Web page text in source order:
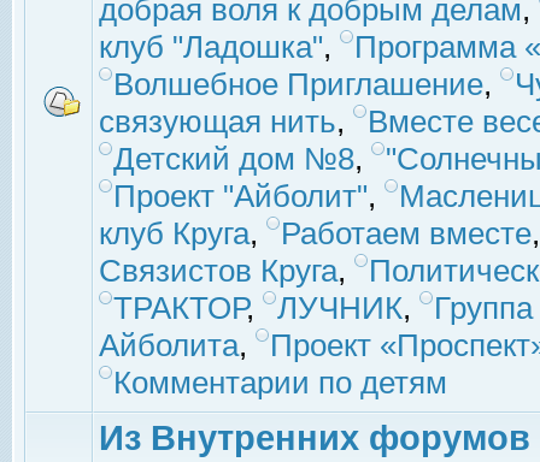
добрая воля к добрым делам,
клуб "Ладошка",
Программа
Волшебное Приглашение,
связующая нить,
Вместе
Детский дом №8,
Проект "Айболит",
клуб Круга, Работаем вместе
Связистов Круга,
ТРАКТОР, ЛУЧНИК,
Айболита,
Проект
Комментарии по детям
Из Внутренних форумов